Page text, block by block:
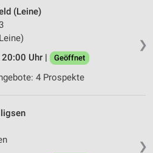
❯
(Leine)
Uhr |
Geöffnet
4 Prospekte
❯